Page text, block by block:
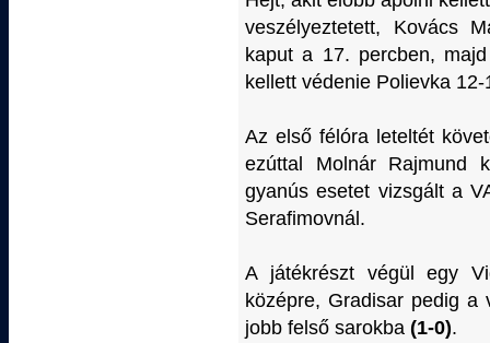
veszélyeztetett, Kovács
kaput a 17. percben,
kellett védenie Polievka
Az első félóra leteltét
ezúttal Molnár Rajmund
gyanús esetet vizsgált a
Serafimovnál.
A játékrészt végül egy
középre, Gradisar pedig a
jobb felső sarokba (1-0).